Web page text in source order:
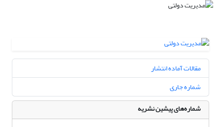
مقالات آماده انتشار
شماره جاری
شماره‌های پیشین نشریه